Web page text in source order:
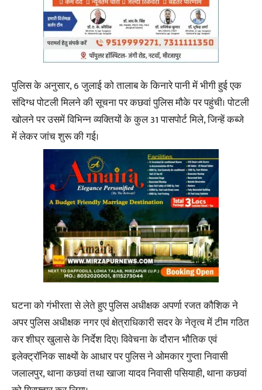
पुलिस के अनुसार, 6 जुलाई को तालाब के किनारे पानी में भीगी हुई एक
संदिग्ध पोटली मिलने की सूचना पर कछवां पुलिस मौके पर पहुंची। पोटली
खोलने पर उसमें विभिन्न व्यक्तियों के कुल 31 पासपोर्ट मिले, जिन्हें कब्जे
में लेकर जांच शुरू की गई।
घटना को गंभीरता से लेते हुए पुलिस अधीक्षक अपर्णा रजत कौशिक ने
अपर पुलिस अधीक्षक नगर एवं क्षेत्राधिकारी सदर के नेतृत्व में टीम गठित
कर शीघ्र खुलासे के निर्देश दिए। विवेचना के दौरान भौतिक एवं
इलेक्ट्रॉनिक साक्ष्यों के आधार पर पुलिस ने ओमकार गुप्ता निवासी
जलालपुर, थाना कछवां तथा खाजा यादव निवासी पसियाही, थाना कछवां